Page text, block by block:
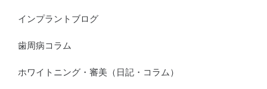
インプラントブログ
歯周病コラム
ホワイトニング・審美（日記・コラム）